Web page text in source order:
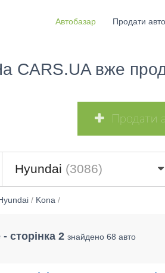
Автобазар Продати авто
CARS.UA вже
Продати
Hyundai (3086)
/ Kona/
сторінка 2 знайдено 68 авто